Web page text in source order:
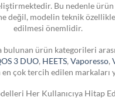
Bu nedenle
değil, modelin teknik
edilmesi önemlidir.
bulunan ürün kategorileri
3 DUO, HEETS, Vaporesso,
en çok tercih edilen markaları
Her Kullanıcıya Hitap